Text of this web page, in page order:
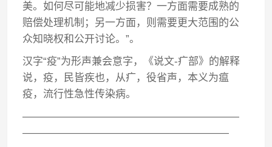
美。如何尽可能地减少损害？一方面需要成熟的
赔偿处理机制；另一方面，则需要更大范围的公
众知晓权和公开讨论。”。
汉字“疫”为形声兼会意字，《说文-疒部》的解释
说，疫，民皆疾也，从疒，役省声，本义为瘟
疫，流行性急性传染病。
—————————————————————
————————————————————